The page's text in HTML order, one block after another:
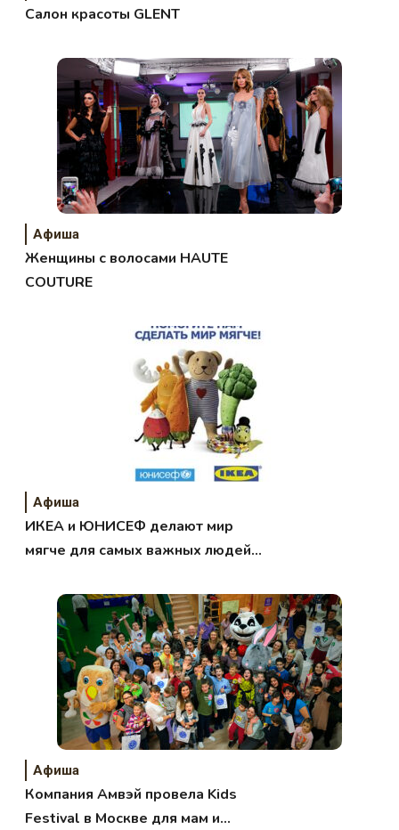
Салон красоты GLENT
Афиша
Женщины с волосами HAUTE
COUTURE
Афиша
ИКЕА и ЮНИСЕФ делают мир
мягче для самых важных людей
Афиша
Компания Амвэй провела Kids
Festival в Москве для мам и